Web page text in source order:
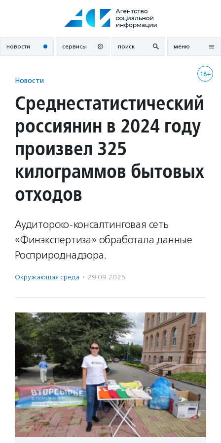
новости сервисы поиск меню
18+
Новости
Среднестатистический
россиянин в 2024 году
произвел 325
килограммов бытовых
отходов
Аудиторско-консалтинговая сеть
«Финэкспертиза» обработала данные
Росприроднадзора.
Окружающая среда · 29.09.2025